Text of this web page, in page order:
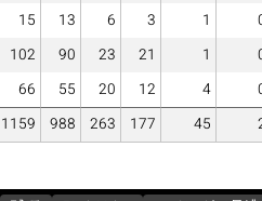
15 13 6 3 1
102 90 23 21 1
66 55 20 12 4
1159 988 263 177 45